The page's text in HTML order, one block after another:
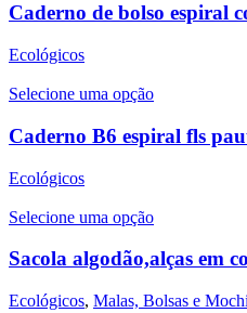
Caderno de bolso espiral
Ecológicos
Selecione uma opção
Caderno B6 espiral fls
Ecológicos
Selecione uma opção
Sacola algodão,alças em
Ecológicos, Malas, Bolsas e